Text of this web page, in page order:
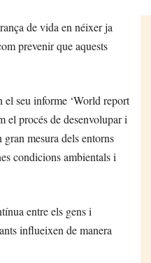
de vida en néixer ja
prevenir que aquests
seu informe ‘World report
el procés de desenvolupar i
mesura dels entorns
condicions ambientals i
entre els gens i
influeixen de manera